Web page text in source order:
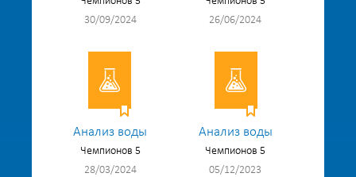
30/09/2024
26/06/2024
Анализ воды
Чемпионов 5
28/03/2024
Анализ воды
Чемпионов 5
05/12/2023